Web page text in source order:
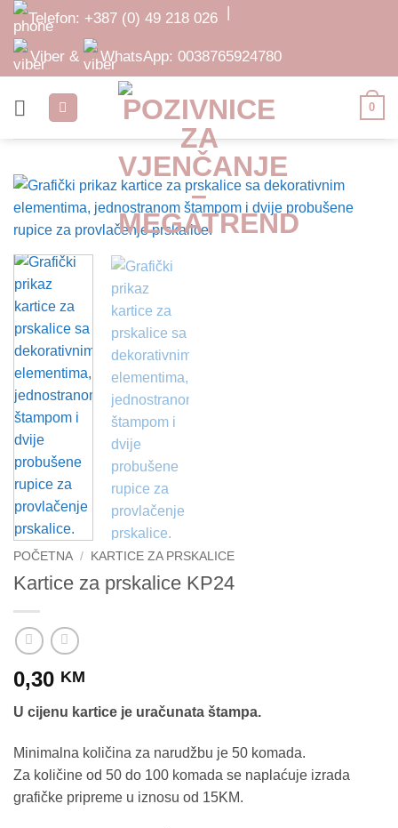
Skip
content
Telefon: +387 (0) 49 218 026 |
Viber & WhatsApp: 0038765924780
0
POČETNA / KARTICE ZA PRSKALICE
Kartice za prskalice KP24
0,30 KM
U cijenu kartice je uračunata štampa.
Minimalna količina za narudžbu je 50 komada.
Za količine od 50 do 100 komada se naplaćuje izrada
grafičke pripreme u iznosu od 15KM.